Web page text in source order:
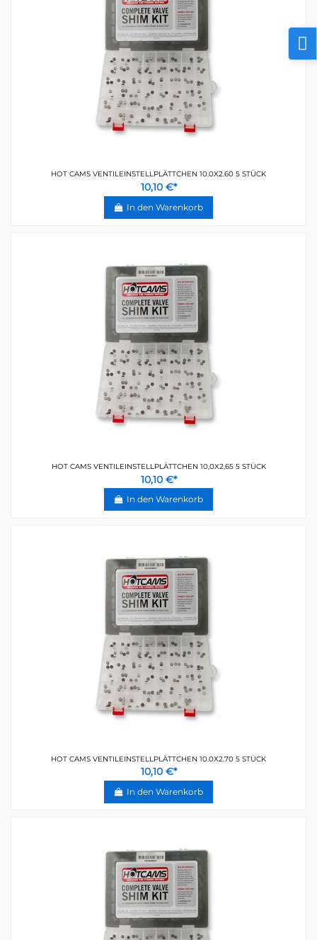
HOT CAMS VENTILEINSTELLPLÄTTCHEN 10.0X2.60 5 STÜCK
10,10 €*
In den Warenkorb
HOT CAMS VENTILEINSTELLPLÄTTCHEN 10,0X2,65 5 STÜCK
10,10 €*
In den Warenkorb
HOT CAMS VENTILEINSTELLPLÄTTCHEN 10.0X2.70 5 STÜCK
10,10 €*
In den Warenkorb